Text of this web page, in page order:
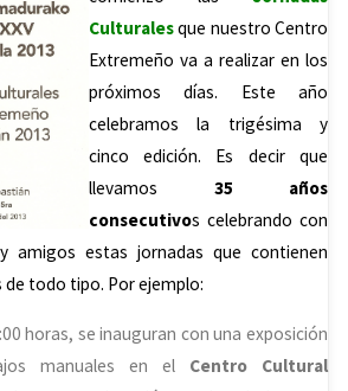
Culturalesque nuestro Centro
Extremeño va a realizar en los
próximos días. Este año
celebramos la trigésima y
cinco edición. Es decir que
llevamos 35 años
consecutivos celebrando con
amigos estas jornadas que contienen
todo tipo. Por ejemplo:
horas, se inauguran con una exposición
manuales en el Centro Cultural